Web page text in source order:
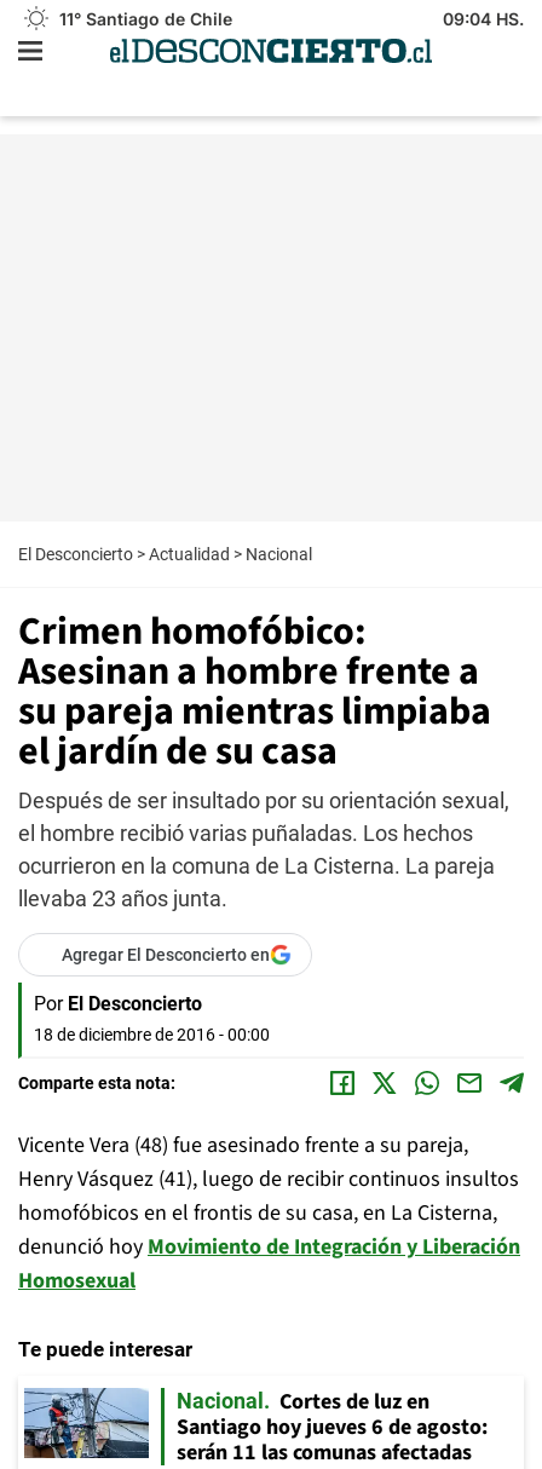
11° Santiago de Chile 09:04 HS.
El Desconcierto >Actualidad > Nacional
Crimen homofóbico:
Asesinan a hombre frente a
su pareja mientras limpiaba
el jardín de su casa
Después de ser insultado por su orientación sexual,
el hombre recibió varias puñaladas. Los hechos
ocurrieron en la comuna de La Cisterna. La pareja
llevaba 23 años junta.
Agregar El Desconcierto en
Por El Desconcierto
18 de diciembre de 2016 - 00:00
Comparte esta nota:
Vicente Vera (48) fue asesinado frente a su pareja,
Henry Vásquez (41), luego de recibir continuos insultos
homofóbicos en el frontis de su casa, en La Cisterna,
denunció hoyMovimiento de Integración y Liberación
Homosexual
Te puede interesar
Nacional
Cortes de luz en
Santiago hoy jueves 6 de agosto:
serán 11 las comunas afectadas